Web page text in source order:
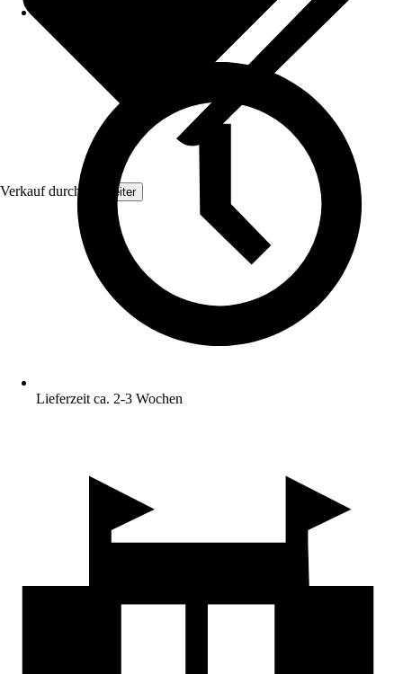
Verkauf durch: Topleiter
Lieferzeit ca. 2-3 Wochen